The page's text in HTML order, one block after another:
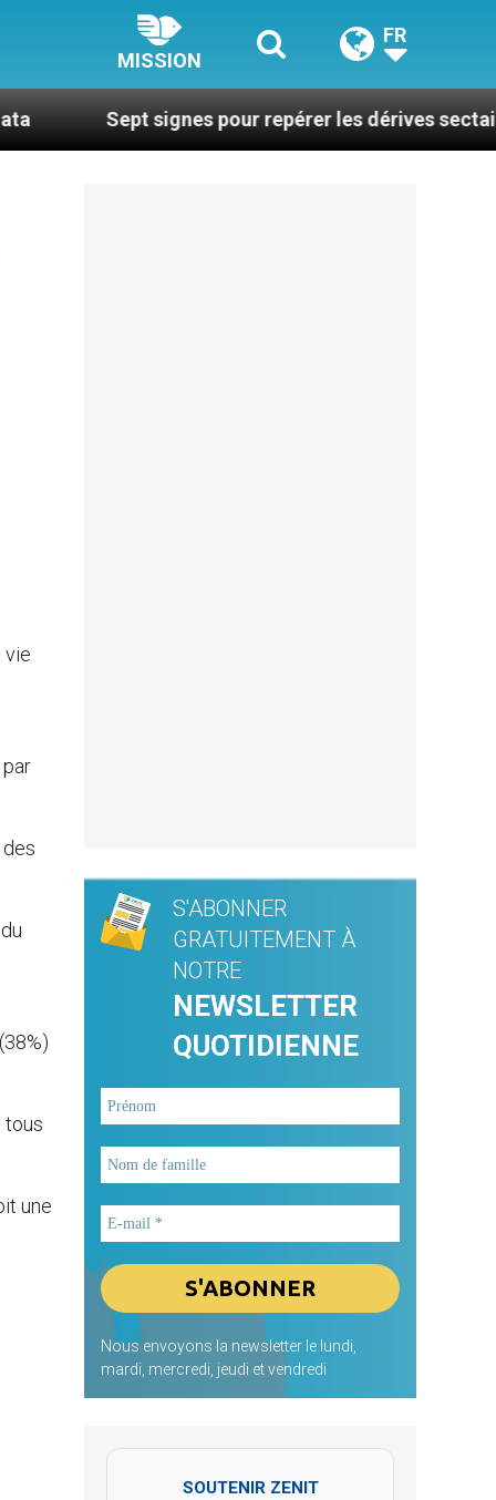
MISSION
FR
signes pour repérer les dérives sectaires du
vie
tous
une
S'ABONNER
GRATUITEMENT À
NOTRE
NEWSLETTER
QUOTIDIENNE
Nous envoyons la newsletter le lundi,
mardi, mercredi, jeudi et vendredi
SOUTENIR ZENIT